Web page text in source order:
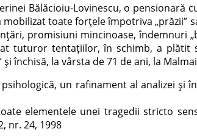
Bălăcioiu-Lovinescu, o pensionară
toate forțele împotriva
promisiuni mincinoase, îndemnuri
tuturor tentațiilor, în schimb, a
închisă, la vârsta de 71 de ani, la
un rafinament al analizei și
elementele unei tragedii stricto
nr. 24, 1998